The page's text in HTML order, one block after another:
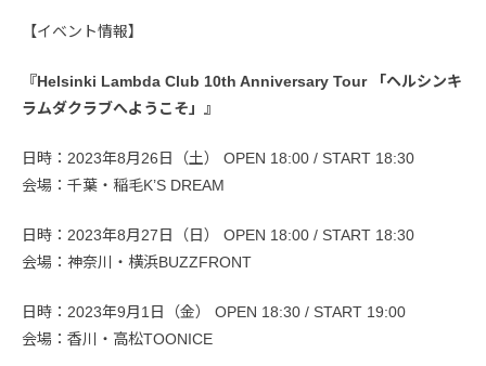
【イベント情報】
『Helsinki Lambda Club 10th Anniversary Tour 「ヘルシンキ
ラムダクラブへようこそ」』
日時：2023年8月26日（土） OPEN 18:00 / START 18:30
会場：千葉・稲毛K’S DREAM
日時：2023年8月27日（日） OPEN 18:00 / START 18:30
会場：神奈川・横浜BUZZFRONT
日時：2023年9月1日（金） OPEN 18:30 / START 19:00
会場：香川・高松TOONICE